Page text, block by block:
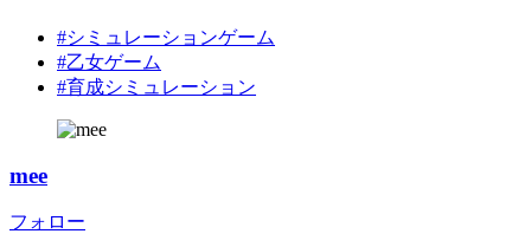
#シミュレーションゲーム
#乙女ゲーム
#育成シミュレーション
mee
フォロー